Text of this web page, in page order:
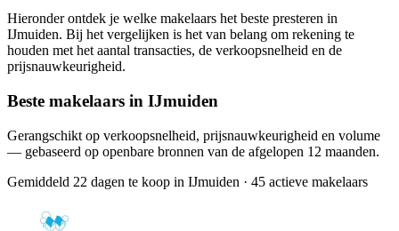
Hieronder ontdek je welke makelaars het beste presteren in
IJmuiden. Bij het vergelijken is het van belang om rekening te
houden met het aantal transacties, de verkoopsnelheid en de
prijsnauwkeurigheid.
Beste makelaars in IJmuiden
Gerangschikt op verkoopsnelheid, prijsnauwkeurigheid en volume
— gebaseerd op openbare bronnen van de afgelopen 12 maanden.
Gemiddeld 22 dagen te koop in IJmuiden · 45 actieve makelaars